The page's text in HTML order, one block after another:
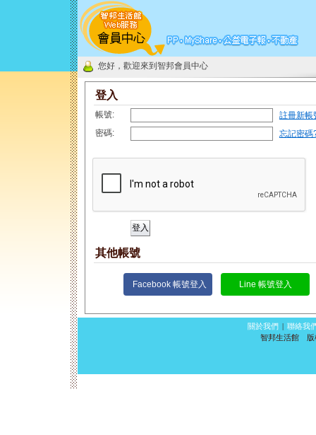
您好，歡迎來到智邦會員中心
登入
帳號:
註冊新帳
密碼:
忘記密碼
其他帳號
Facebook 帳號登入 Line 帳號登入
關於我們 | 聯絡我
智邦生活館 版